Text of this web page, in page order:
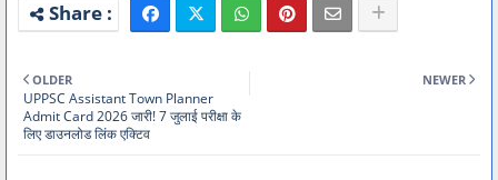
NEWER
OLDER
UPPSC Assistant Town Planner
Admit Card 2026 जारी! 7 जुलाई परीक्षा के
लिए डाउनलोड लिंक एक्टिव